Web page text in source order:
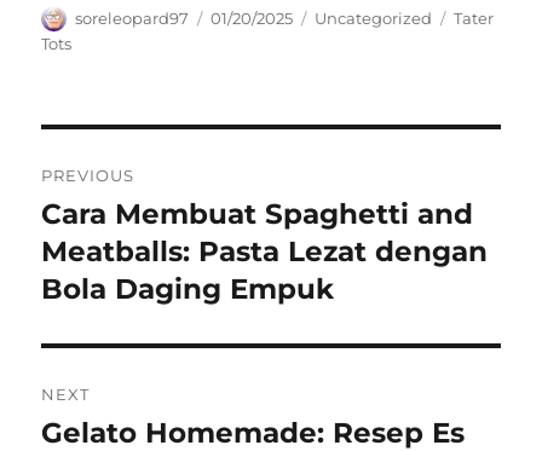
Author
soreleopard97
Posted
01/20/2025 Categories
Uncategorized Tags
Tater
Tots
pos
PREVIOUS
Previous
post:
Cara Membuat Spaghetti and
Meatballs: Pasta Lezat dengan
Bola Daging Empuk
NEXT
Next
Gelato Homemade: Resep Es